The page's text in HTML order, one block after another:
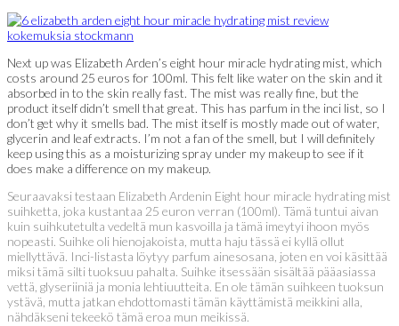
Next up was Elizabeth Arden’s eight hour miracle hydrating mist, which
costs around 25 euros for 100ml. This felt like water on the skin and it
absorbed in to the skin really fast. The mist was really fine, but the
product itself didn’t smell that great. This has parfum in the inci list, so I
don’t get why it smells bad. The mist itself is mostly made out of water,
glycerin and leaf extracts. I’m not a fan of the smell, but I will definitely
keep using this as a moisturizing spray under my makeup to see if it
does make a difference on my makeup.
Seuraavaksi testaan Elizabeth Ardenin Eight hour miracle hydrating mist
suihketta, joka kustantaa 25 euron verran (100ml). Tämä tuntui aivan
kuin suihkutetulta vedeltä mun kasvoilla ja tämä imeytyi ihoon myös
nopeasti. Suihke oli hienojakoista, mutta haju tässä ei kyllä ollut
miellyttävä. Inci-listasta löytyy parfum ainesosana, joten en voi käsittää
miksi tämä silti tuoksuu pahalta. Suihke itsessään sisältää pääasiassa
vettä, glyseriiniä ja monia lehtiuutteita. En ole tämän suihkeen tuoksun
ystävä, mutta jatkan ehdottomasti tämän käyttämistä meikkini alla,
nähdäkseni tekeekö tämä eroa mun meikissä.